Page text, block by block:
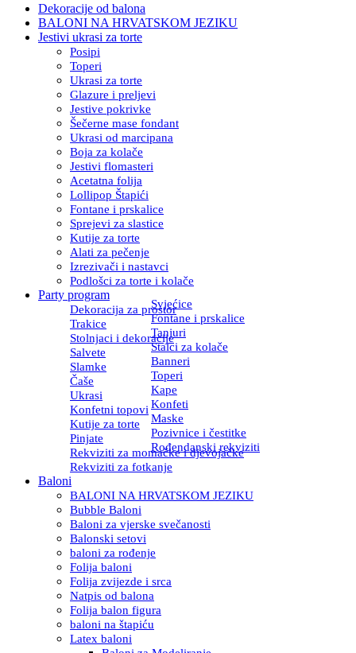
Dekoracije od balona
BALONI NA HRVATSKOM JEZIKU
Jestivi ukrasi za torte
Posipi
Toperi
Ukrasi za torte
Glazure i preljevi
Jestive pokrivke
Šečerne mase fondant
Ukrasi od marcipana
Boja za kolače
Jestivi flomasteri
Acetatna folija
Lollipop Štapići
Fontane i prskalice
Sprejevi za slastice
Kutije za torte
Alati za pečenje
Izrezivači i nastavci
Podlošci za torte i kolače
Party program
Dekoracija za prostor
Svjećice
Trakice
Fontane i prskalice
Stolnjaci i dekoracije
Tanjuri
Salvete
Stalci za kolače
Slamke
Banneri
Čaše
Toperi
Ukrasi
Kape
Konfetni topovi Konfeti
Kutije za torte
Maske
Pinjate
Pozivnice i čestitke
Rekviziti za momačke i djevojačke
Rođendanski rekviziti
Rekviziti za fotkanje
Baloni
BALONI NA HRVATSKOM JEZIKU
Bubble Baloni
Baloni za vjerske svečanosti
Balonski setovi
baloni za rođenje
Folija baloni
Folija zvijezde i srca
Natpis od balona
Folija balon figura
baloni na štapiću
Latex baloni